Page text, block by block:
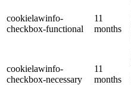
cookielawinfo-
checkbox-functional
11
months
cookielawinfo-
checkbox-necessary
11
months